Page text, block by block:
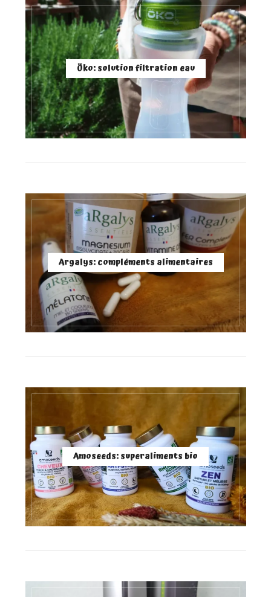
Öko: solution filtration eau
Argalys: compléments alimentaires
Amoseeds: superaliments bio